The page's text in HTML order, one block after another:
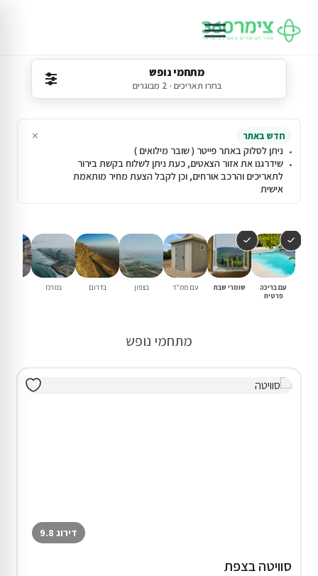
מתחמי נופש
בחרו תאריכים · 2 מבוגרים
חדש באתר
ניתן לסלוק באתר פייטר ( שובר מילואים )
שידרגנו את אזור הצאטים, כעת ניתן לשלוח בקשת בירור
לתאריכים והרכב אורחים, וכן לקבל הצעת מחיר מותאמת
אישית
×
עם בריכה
פרטית
שומרי שבת עם ממ"ד בצפון בדרום במרכז
מתחמי נופש
דירוג 9.8
סוויטה בצפת